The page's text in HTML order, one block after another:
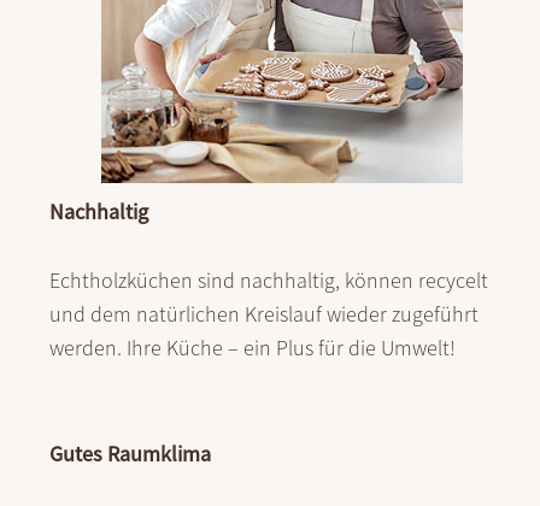
Nachhaltig
Echtholzküchen sind nachhaltig, können recycelt
und dem natürlichen Kreislauf wieder zugeführt
werden. Ihre Küche – ein Plus für die Umwelt!
Gutes Raumklima